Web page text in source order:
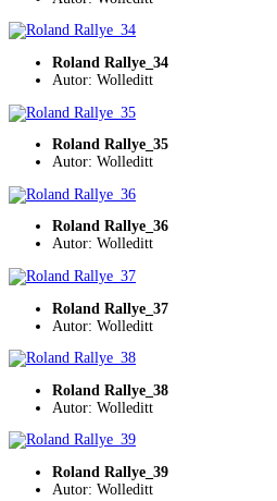
Roland Rallye_34
Autor: Wolleditt
Roland Rallye_35
Autor: Wolleditt
Roland Rallye_36
Autor: Wolleditt
Roland Rallye_37
Autor: Wolleditt
Roland Rallye_38
Autor: Wolleditt
Roland Rallye_39
Autor: Wolleditt